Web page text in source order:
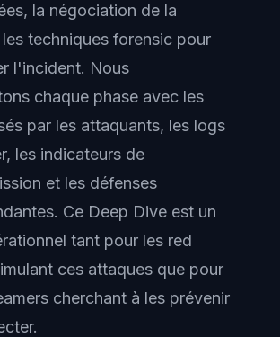
la négociation de la
techniques forensic pour
l'incident. Nous
chaque phase avec les
par les attaquants, les logs
les indicateurs de
et les défenses
Ce Deep Dive est un
tant pour les red
ces attaques que pour
cherchant à les prévenir